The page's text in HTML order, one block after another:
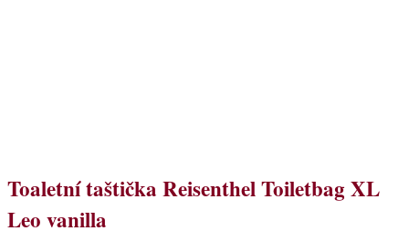
Toaletní taštička Reisenthel Toiletbag XL
Leo vanilla